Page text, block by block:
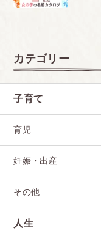
カテゴリー
子育て
育児
妊娠・出産
その他
人生